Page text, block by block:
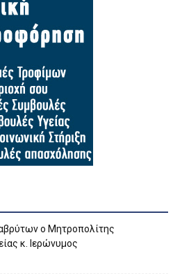
ο Μητροπολίτης
κ. Ιερώνυμος